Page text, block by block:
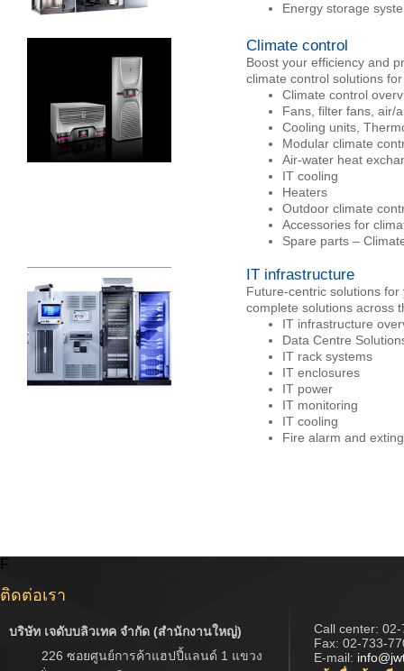
Energy storage
Climate control
Boost your efficiency and
climate control solutions
Climate control
Fans, filter fans, air/​
Cooling units,
Modular climate
Air-water heat
IT cooling
Heaters
Outdoor climate
Accessories for
Spare parts –
IT infrastructure
Future-centric solutions
complete solutions across
IT infrastructure
Data Centre
IT rack systems
IT enclosures
IT power
IT monitoring
IT cooling
Fire alarm and
F
ติดต่อเรา
บริษัท เจดับบลิวเทค จำกัด (สำนักงานใหญ่)
226 ซอยศูนย์การค้าแฮปปี้แลนด์ 1 แขวง
Call center: 02-
Fax: 02-733-
E-mail: